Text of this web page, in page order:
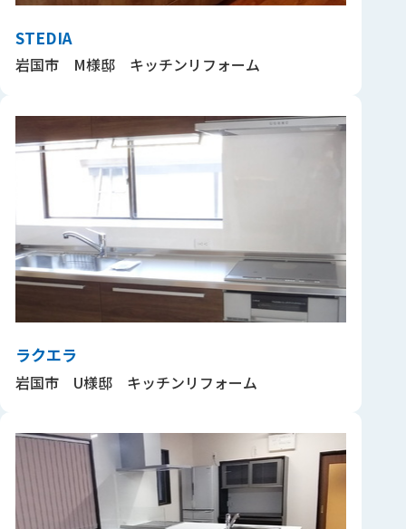
STEDIA
岩国市 M様邸 キッチンリフォーム
ラクエラ
岩国市 U様邸 キッチンリフォーム